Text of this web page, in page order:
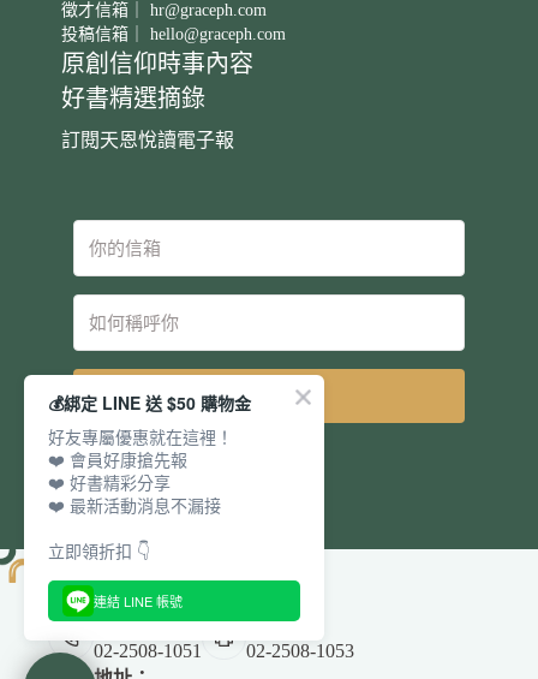
徵才信箱｜ hr@graceph.com
投稿信箱｜ hello@graceph.com
原創信仰時事內容
好書精選摘錄
訂閱天恩悅讀電子報
立即訂閱
電話：
02-2508-1051
傳真：
02-2508-1053
💰綁定 LINE 送 $50 購物金
好友專屬優惠就在這裡！
❤️ 會員好康搶先報
❤️ 好書精彩分享
❤️ 最新活動消息不漏接
立即領折扣 👇
連結 LINE 帳號